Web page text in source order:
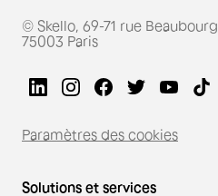
© Skello, 69-71 rue Beaubourg,
75003 Paris
Paramètres des cookies
Solutions et services